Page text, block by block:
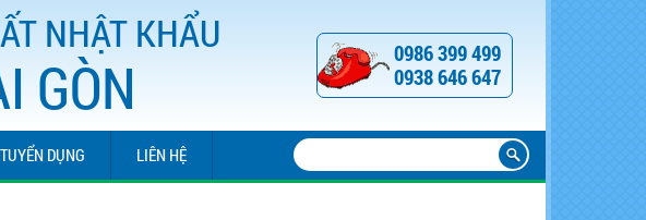
NHẬT KHẨU
GÒN
0986 399 499
0938 646 647
TUYỂN DỤNG LIÊN HỆ